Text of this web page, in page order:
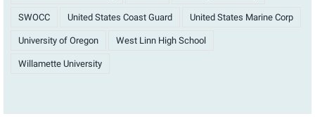
SWOCC United States Coast Guard United States Marine Corp
University of Oregon West Linn High School
Willamette University